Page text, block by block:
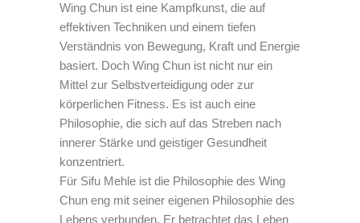
Wing Chun ist eine Kampfkunst, die auf
effektiven Techniken und einem tiefen
Verständnis von Bewegung, Kraft und Energie
basiert. Doch Wing Chun ist nicht nur ein
Mittel zur Selbstverteidigung oder zur
körperlichen Fitness. Es ist auch eine
Philosophie, die sich auf das Streben nach
innerer Stärke und geistiger Gesundheit
konzentriert.
Für Sifu Mehle ist die Philosophie des Wing
Chun eng mit seiner eigenen Philosophie des
Lebens verbunden. Er betrachtet das Leben